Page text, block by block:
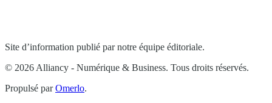
Site d’information publié par notre équipe éditoriale.
© 2026 Alliancy - Numérique & Business. Tous droits réservés.
Propulsé parOmerlo.